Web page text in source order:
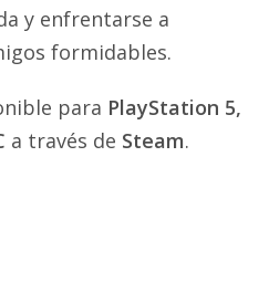
y enfrentarse a
formidables.
para PlayStation 5,
a través de Steam.